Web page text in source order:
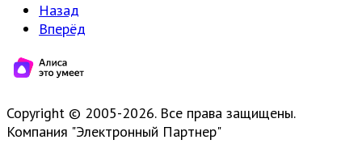
Назад
Вперёд
Copyright © 2005-2026. Все права защищены.
Компания "Электронный Партнер"